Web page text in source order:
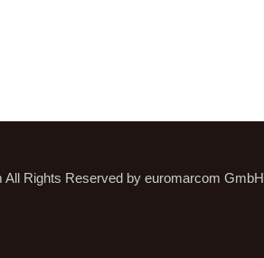
All Rights Reserved by euromarcom GmbH